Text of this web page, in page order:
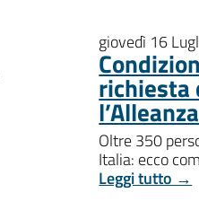
giovedì 16
richiesta
Oltre 350
Italia: ecco
Leggi tutto →